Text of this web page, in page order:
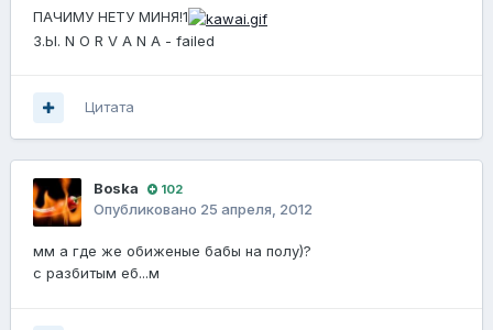
ПАЧИМУ НЕТУ МИНЯ!1
З.Ы. N O R V A N A - failed
Цитата
Boska 102
Опубликовано 25 апреля, 2012
мм а где же обиженые бабы на полу)?
с разбитым еб...м